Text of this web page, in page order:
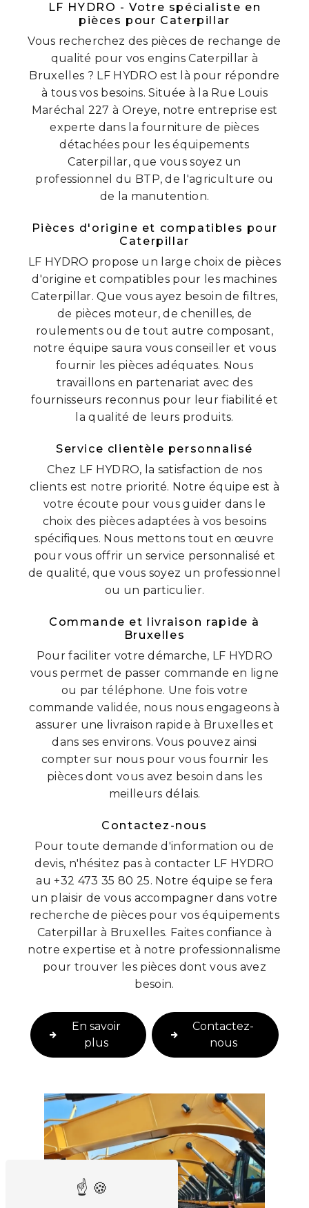
LF HYDRO - Votre spécialiste en
pièces pour Caterpillar
Vous recherchez des pièces de rechange de
qualité pour vos engins Caterpillar à
Bruxelles ? LF HYDRO est là pour répondre
à tous vos besoins. Située à la Rue Louis
Maréchal 227 à Oreye, notre entreprise est
experte dans la fourniture de pièces
détachées pour les équipements
Caterpillar, que vous soyez un
professionnel du BTP, de l'agriculture ou
de la manutention.
Pièces d'origine et compatibles pour
Caterpillar
LF HYDRO propose un large choix de pièces
d'origine et compatibles pour les machines
Caterpillar. Que vous ayez besoin de filtres,
de pièces moteur, de chenilles, de
roulements ou de tout autre composant,
notre équipe saura vous conseiller et vous
fournir les pièces adéquates. Nous
travaillons en partenariat avec des
fournisseurs reconnus pour leur fiabilité et
la qualité de leurs produits.
Service clientèle personnalisé
Chez LF HYDRO, la satisfaction de nos
clients est notre priorité. Notre équipe est à
votre écoute pour vous guider dans le
choix des pièces adaptées à vos besoins
spécifiques. Nous mettons tout en œuvre
pour vous offrir un service personnalisé et
de qualité, que vous soyez un professionnel
ou un particulier.
Commande et livraison rapide à
Bruxelles
Pour faciliter votre démarche, LF HYDRO
vous permet de passer commande en ligne
ou par téléphone. Une fois votre
commande validée, nous nous engageons à
assurer une livraison rapide à Bruxelles et
dans ses environs. Vous pouvez ainsi
compter sur nous pour vous fournir les
pièces dont vous avez besoin dans les
meilleurs délais.
Contactez-nous
Pour toute demande d'information ou de
devis, n'hésitez pas à contacter LF HYDRO
au +32 473 35 80 25. Notre équipe se fera
un plaisir de vous accompagner dans votre
recherche de pièces pour vos équipements
Caterpillar à Bruxelles. Faites confiance à
notre expertise et à notre professionnalisme
pour trouver les pièces dont vous avez
besoin.
En savoir
plus
Contactez-
nous